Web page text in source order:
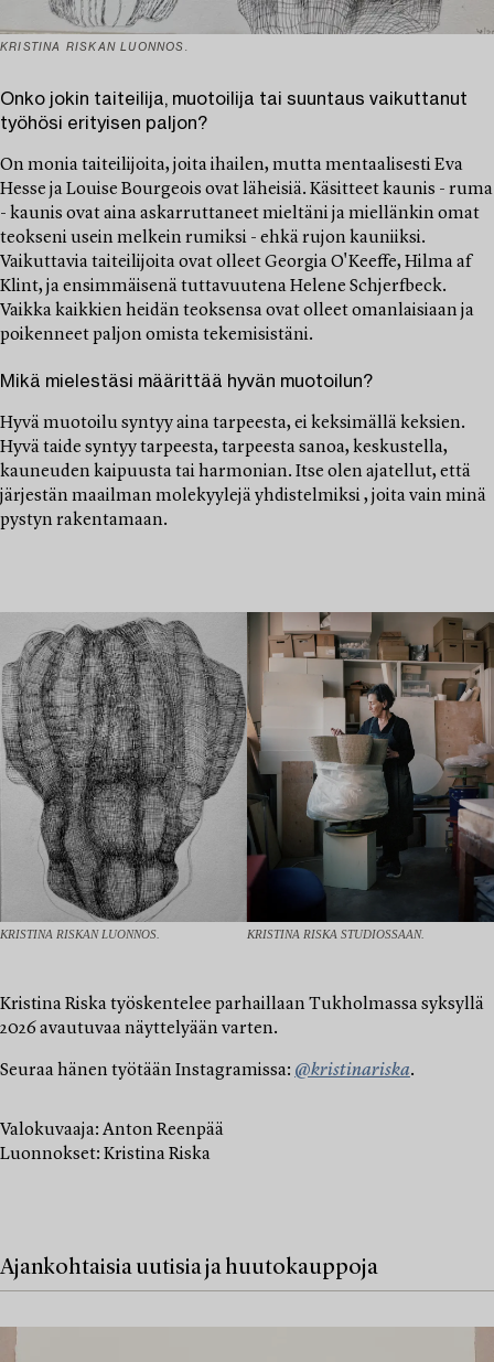
KRISTINA RISKAN LUONNOS.
Onko jokin taiteilija, muotoilija tai suuntaus vaikuttanut
työhösi erityisen paljon?
On monia taiteilijoita, joita ihailen, mutta mentaalisesti Eva
Hesse ja Louise Bourgeois ovat läheisiä. Käsitteet kaunis - ruma
- kaunis ovat aina askarruttaneet mieltäni ja miellänkin omat
teokseni usein melkein rumiksi - ehkä rujon kauniiksi.
Vaikuttavia taiteilijoita ovat olleet Georgia O'Keeffe, Hilma af
Klint, ja ensimmäisenä tuttavuutena Helene Schjerfbeck.
Vaikka kaikkien heidän teoksensa ovat olleet omanlaisiaan ja
poikenneet paljon omista tekemisistäni.
Mikä mielestäsi määrittää hyvän muotoilun?
Hyvä muotoilu syntyy aina tarpeesta, ei keksimällä keksien.
Hyvä taide syntyy tarpeesta, tarpeesta sanoa, keskustella,
kauneuden kaipuusta tai harmonian. Itse olen ajatellut, että
järjestän maailman molekyylejä yhdistelmiksi , joita vain minä
pystyn rakentamaan.
KRISTINA RISKAN LUONNOS. KRISTINA RISKA STUDIOSSAAN.
Kristina Riska työskentelee parhaillaan Tukholmassa syksyllä
2026 avautuvaa näyttelyään varten.
Seuraa hänen työtään Instagramissa: @kristinariska.
Valokuvaaja: Anton Reenpää
Luonnokset: Kristina Riska
Ajankohtaisia uutisia ja huutokauppoja